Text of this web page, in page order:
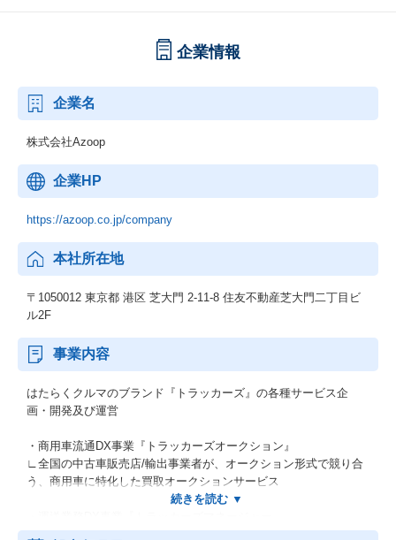
企業情報
企業名
株式会社Azoop
企業HP
https://azoop.co.jp/company
本社所在地
〒1050012 東京都 港区 芝大門 2-11-8 住友不動産芝大門二丁目ビ
ル2F
事業内容
はたらくクルマのブランド『トラッカーズ』の各種サービス企
画・開発及び運営
・商用車流通DX事業『トラッカーズオークション』
∟全国の中古車販売店/輸出事業者が、オークション形式で競り合
う、商用車に特化した買取オークションサービス
∟運送会社の利益最大化と業務効率化を支援する、運送業界に特